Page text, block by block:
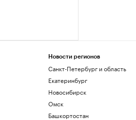
Новости регионов
Санкт-Петербург и область
Екатеринбург
Новосибирск
Омск
Башкортостан